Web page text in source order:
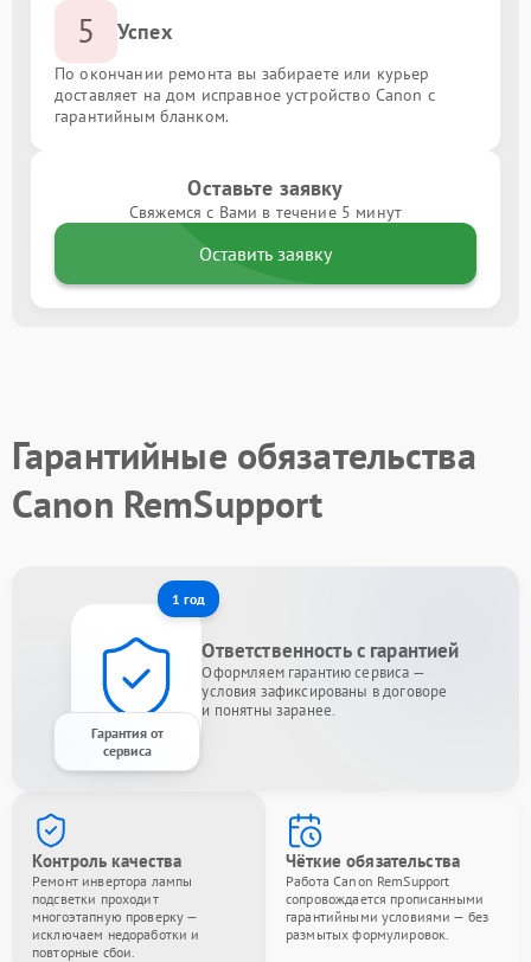
5 Успех
По окончании ремонта вы забираете или курьер
доставляет на дом исправное устройство Canon с
гарантийным бланком.
Оставьте заявку
Свяжемся с Вами в течение 5 минут
Оставить заявку
Гарантийные обязательства
Canon RemSupport
1 год
Гарантия от
сервиса
Ответственность с гарантией
Оформляем гарантию сервиса —
условия зафиксированы в договоре
и понятны заранее.
Контроль качества
Ремонт инвертора лампы
подсветки проходит
многоэтапную проверку —
исключаем недоработки и
повторные сбои.
Чёткие обязательства
Работа Canon RemSupport
сопровождается прописанными
гарантийными условиями — без
размытых формулировок.